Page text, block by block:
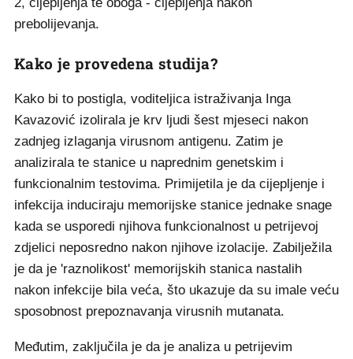
prebolijevanja.
Kako je provedena studija?
Kako bi to postigla, voditeljica istraživanja Inga
Kavazović izolirala je krv ljudi šest mjeseci nakon
zadnjeg izlaganja virusnom antigenu. Zatim je
analizirala te stanice u naprednim genetskim i
funkcionalnim testovima. Primijetila je da cijepljenje i
infekcija induciraju memorijske stanice jednake snage
kada se usporedi njihova funkcionalnost u petrijevoj
zdjelici neposredno nakon njihove izolacije. Zabilježila
je da je 'raznolikost' memorijskih stanica nastalih
nakon infekcije bila veća, što ukazuje da su imale veću
sposobnost prepoznavanja virusnih mutanata.
Međutim, zaključila je da je analiza u petrijevim